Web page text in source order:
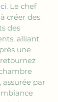
. Le chef
créer des
des
alliant
une
par